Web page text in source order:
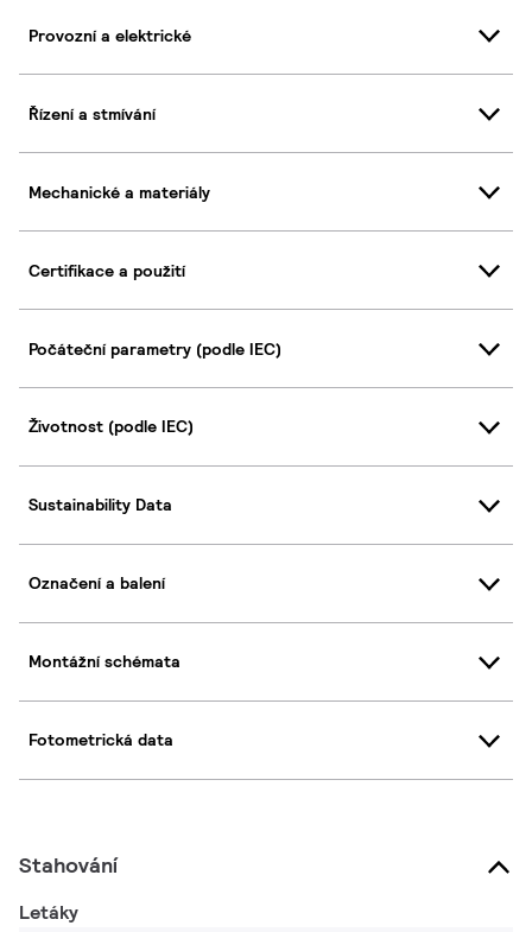
Provozní a elektrické
Řízení a stmívání
Mechanické a materiály
Certifikace a použití
Počáteční parametry (podle IEC)
Životnost (podle IEC)
Sustainability Data
Označení a balení
Montážní schémata
Fotometrická data
Stahování
Letáky